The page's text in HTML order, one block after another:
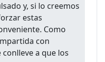
y, si lo creemos
estas
Como
con
a que los